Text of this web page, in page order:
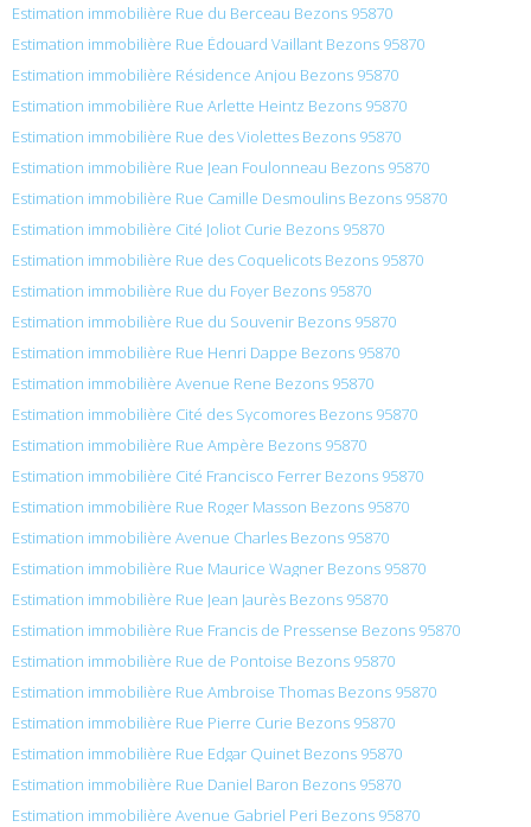
Estimation immobilière Rue du Berceau Bezons 95870
Estimation immobilière Rue Édouard Vaillant Bezons 95870
Estimation immobilière Résidence Anjou Bezons 95870
Estimation immobilière Rue Arlette Heintz Bezons 95870
Estimation immobilière Rue des Violettes Bezons 95870
Estimation immobilière Rue Jean Foulonneau Bezons 95870
Estimation immobilière Rue Camille Desmoulins Bezons 95870
Estimation immobilière Cité Joliot Curie Bezons 95870
Estimation immobilière Rue des Coquelicots Bezons 95870
Estimation immobilière Rue du Foyer Bezons 95870
Estimation immobilière Rue du Souvenir Bezons 95870
Estimation immobilière Rue Henri Dappe Bezons 95870
Estimation immobilière Avenue Rene Bezons 95870
Estimation immobilière Cité des Sycomores Bezons 95870
Estimation immobilière Rue Ampère Bezons 95870
Estimation immobilière Cité Francisco Ferrer Bezons 95870
Estimation immobilière Rue Roger Masson Bezons 95870
Estimation immobilière Avenue Charles Bezons 95870
Estimation immobilière Rue Maurice Wagner Bezons 95870
Estimation immobilière Rue Jean Jaurès Bezons 95870
Estimation immobilière Rue Francis de Pressense Bezons 95870
Estimation immobilière Rue de Pontoise Bezons 95870
Estimation immobilière Rue Ambroise Thomas Bezons 95870
Estimation immobilière Rue Pierre Curie Bezons 95870
Estimation immobilière Rue Edgar Quinet Bezons 95870
Estimation immobilière Rue Daniel Baron Bezons 95870
Estimation immobilière Avenue Gabriel Peri Bezons 95870